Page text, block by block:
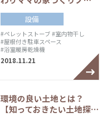
設備
#ペレットストーブ#室内物干し
#屋根付き駐車スペース
#浴室暖房乾燥機
2018.11.21
環境の良い土地とは？
【知っておきたい土地探…